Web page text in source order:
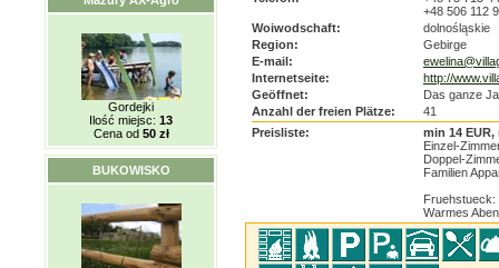
Gordejki
Ilość miejsc: 13
Cena od 50 zł
BUKOWISKO
+48 506 112
Woiwodschaft:
dolnośląskie
Region:
Gebirge
E-mail:
Internetseite:
http://
Geöffnet:
Das ganze
Anzahl der freien Plätze:
41
Preisliste:
min 14 EUR,
Einzel-
Doppel-
Familien
Fruehstueck:
Warmes